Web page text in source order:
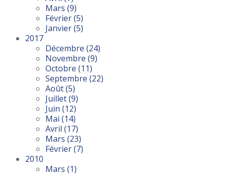
Mars (9)
Février(5)
Janvier(5)
2017
Décembre (24)
Novembre (9)
Octobre (11)
Septembre (22)
Août(5)
Juillet(9)
Juin (12)
Mai (14)
Avril (17)
Mars (23)
Février(7)
2010
Mars (1)